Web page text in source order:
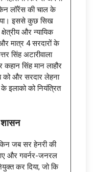
लॉरेंस की चाल के
गया। इससे कुछ सिख
और न्यायिक
मात्र 4 सरदारों के
सिंह अटारीवाला
सिंह मान लाहौर
को और सरदार लेहना
के इलाको को नियंत्रित
शासन
जब सर हेनरी की
गए और गवर्नर-जनरल
कर दिया, जो कि